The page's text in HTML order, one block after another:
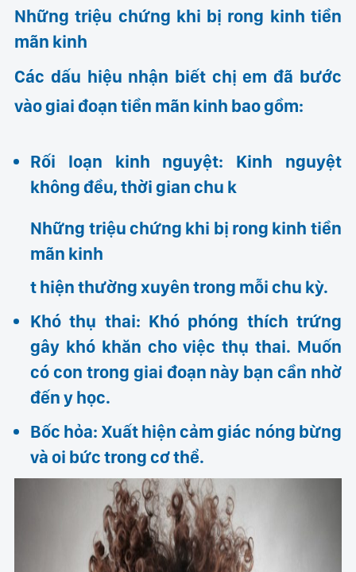
Những triệu chứng khi bị rong kinh tiền
mãn kinh
Các dấu hiệu nhận biết chị em đã bước
vào giai đoạn tiền mãn kinh bao gồm:
Rối loạn kinh nguyệt: Kinh nguyệt
không đều, thời gian chu k
Những triệu chứng khi bị rong kinh tiền
mãn kinh
t hiện thường xuyên trong mỗi chu kỳ.
Khó thụ thai: Khó phóng thích trứng
gây khó khăn cho việc thụ thai. Muốn
có con trong giai đoạn này bạn cần nhờ
đến y học.
Bốc hỏa: Xuất hiện cảm giác nóng bừng
và oi bức trong cơ thể.